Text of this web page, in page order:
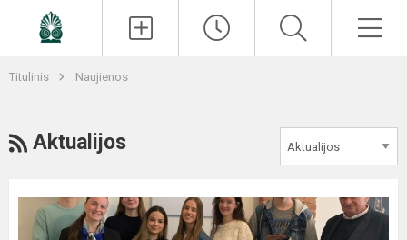
Titulinis Naujienos
RSS
Aktualijos
Atsisveikinta
su